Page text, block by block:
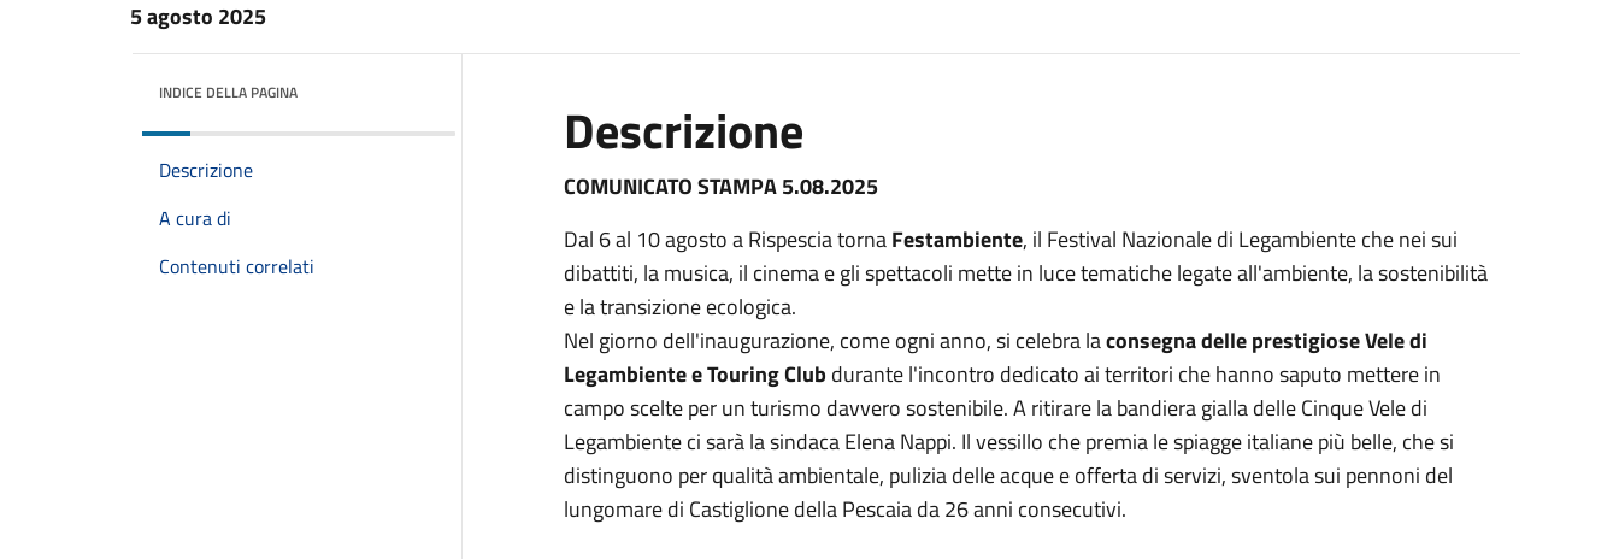
5 agosto 2025
INDICE DELLA PAGINA
Descrizione
A cura di
Contenuti correlati
Descrizione
COMUNICATO STAMPA 5.08.2025
Dal 6 al 10agostoa Rispescia tornaFestambiente, il Festival Nazionale di Legambiente che nei sui
dibattiti, la musica, il cinema e gli spettacoli mette in luce tematiche legate all'ambiente, la sostenibilità
e la transizione ecologica.
Nel giorno dell'inaugurazione, come ogni anno, si celebra laconsegna delle prestigiose Vele di
Legambiente e Touring Club durante l'incontro dedicato ai territori che hanno saputo mettere in
campo scelte per un turismo davvero sostenibile. A ritirare la bandiera gialla delle Cinque Vele di
Legambiente ci sarà la sindaca Elena Nappi. Il vessillo che premia le spiagge italiane più belle, che si
distinguono per qualità ambientale, pulizia delle acque e offerta di servizi, sventola sui pennoni del
lungomare di Castiglione della Pescaia da 26 anni consecutivi.